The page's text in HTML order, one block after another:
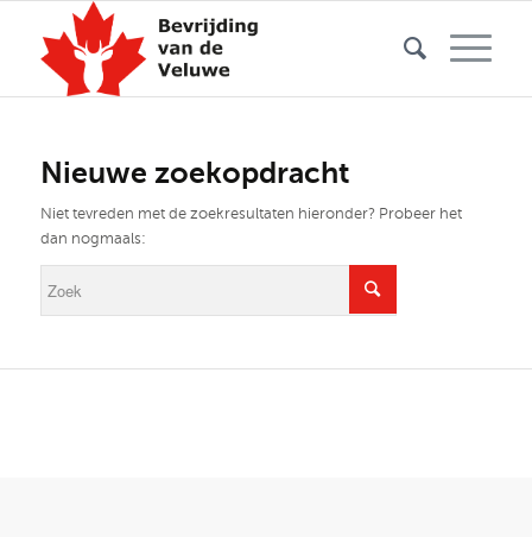
Nieuwe zoekopdracht
Niet tevreden met de zoekresultaten hieronder? Probeer het
dan nogmaals: